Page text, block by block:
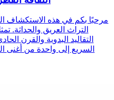
مرحبًا بكم في هذه الاستكشاف
التراث العريق والحداثة.
التقاليد البدوية والقرن
السريع إلى واحدة من أغنى